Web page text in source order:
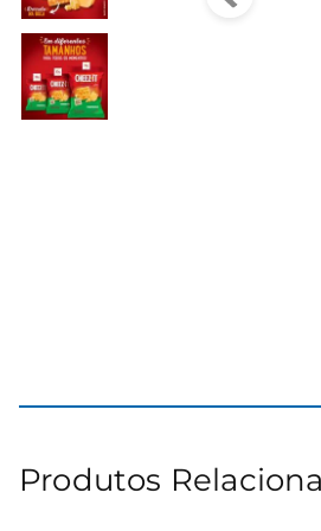
Produtos